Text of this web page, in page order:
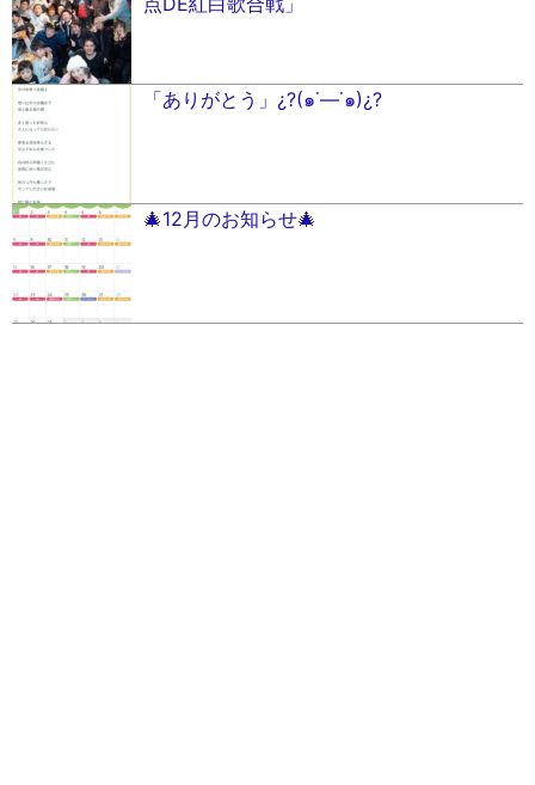
「ありがとう」¿?(๑˙―˙๑)¿?
🎄12月のお知らせ🎄